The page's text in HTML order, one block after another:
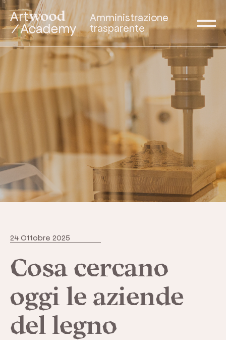
Amministrazione
trasparente
24 Ottobre 2025
Cosa cercano
oggi le aziende
del legno